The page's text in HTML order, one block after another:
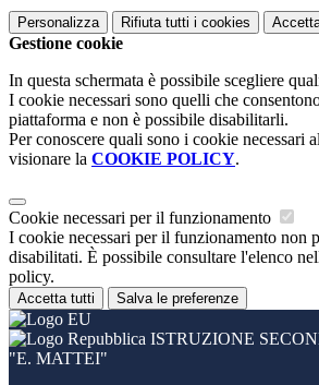
Personalizza Rifiuta tutti i cookies
Gestione cookie
In questa schermata è possibile scegliere
I cookie necessari sono quelli che
piattaforma e non è possibile disabilitarli.
Per conoscere quali sono i cookie necessari
visionare la COOKIE POLICY.
Cookie necessari per il funzionamento
I cookie necessari per il funzionamento non
disabilitati. È possibile consultare l'elenco
policy.
Accetta tutti Salva le preferenze
ISTRUZIONE
"E. MATTEI"